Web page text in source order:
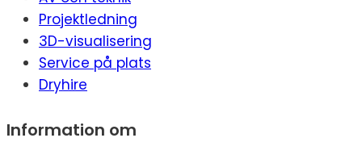
Projektledning
3D-visualisering
Service på plats
Dryhire
Information om